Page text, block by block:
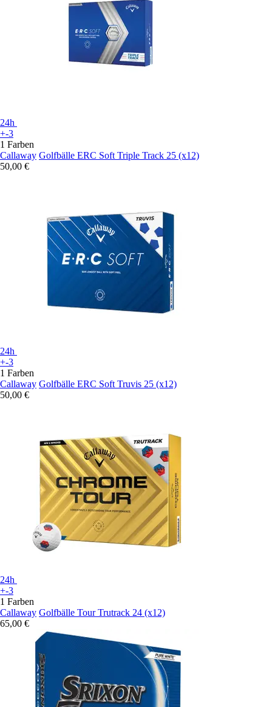
24h
+-3
1 Farben
Callaway Golfbälle ERC Soft Triple Track 25 (x12)
50,00 €
24h
+-3
1 Farben
Callaway Golfbälle ERC Soft Truvis 25 (x12)
50,00 €
24h
+-3
1 Farben
Callaway Golfbälle Tour Trutrack 24 (x12)
65,00 €